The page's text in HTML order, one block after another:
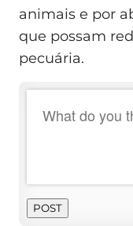
animais e por
que possam
pecuária.
POST